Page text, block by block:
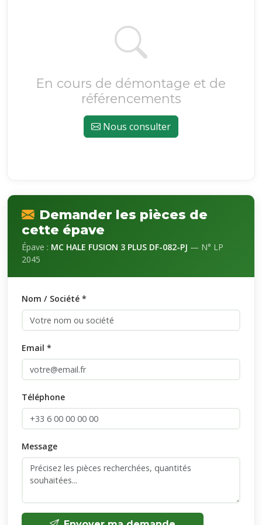
En cours de démontage et de
référencements
Nous consulter
Demander les pièces de
cette épave
Épave : MC HALE FUSION 3 PLUS DF-082-PJ — N° LP
2045
Nom / Société *
Email *
Téléphone
Message